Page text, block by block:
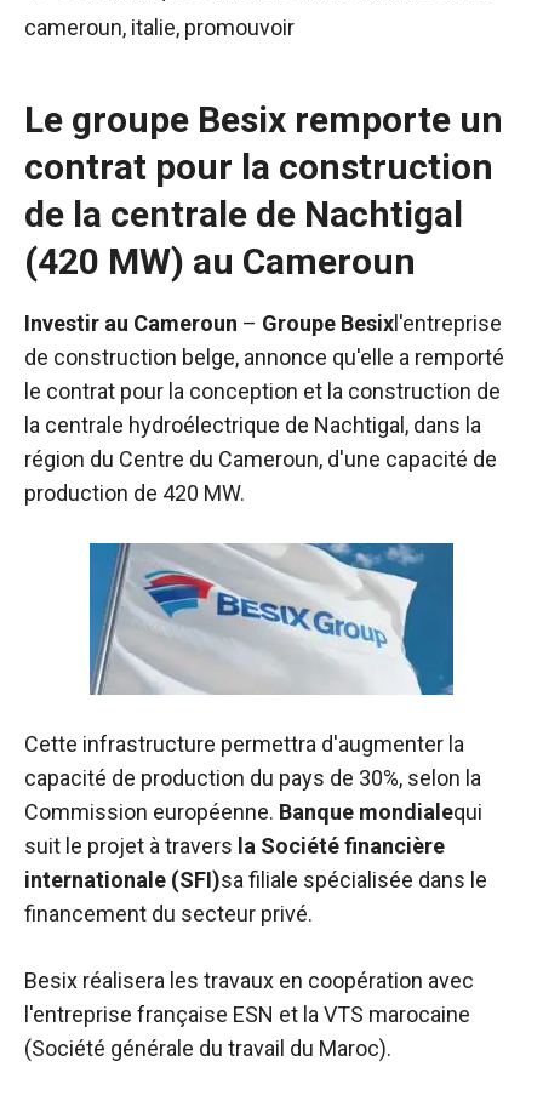
cameroun, italie, promouvoir
Le groupe Besix remporte un
contrat pour la construction
de la centrale de Nachtigal
(420 MW) au Cameroun
Investir au Cameroun – Groupe Besix l'entreprise
de construction belge, annonce qu'elle a remporté
le contrat pour la conception et la construction de
la centrale hydroélectrique de Nachtigal, dans la
région du Centre du Cameroun, d'une capacité de
production de 420 MW.
Cette infrastructure permettra d'augmenter la
capacité de production du pays de 30%, selon la
Commission européenne. Banque mondialequi
suit le projet à travers la Société financière
internationale (SFI)sa filiale spécialisée dans le
financement du secteur privé.
Besix réalisera les travaux en coopération avec
l'entreprise française ESN et la VTS marocaine
(Société générale du travail du Maroc).